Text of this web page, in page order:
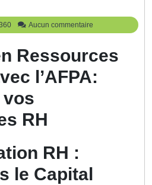
training360
Aucun commentaire
Ressources
l’AFPA:
vos
RH
RH :
le Capital